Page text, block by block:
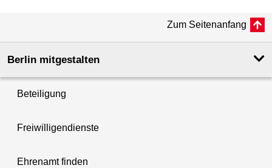
Zum Seitenanfang
Berlin mitgestalten
Beteiligung
Freiwilligendienste
Ehrenamt finden